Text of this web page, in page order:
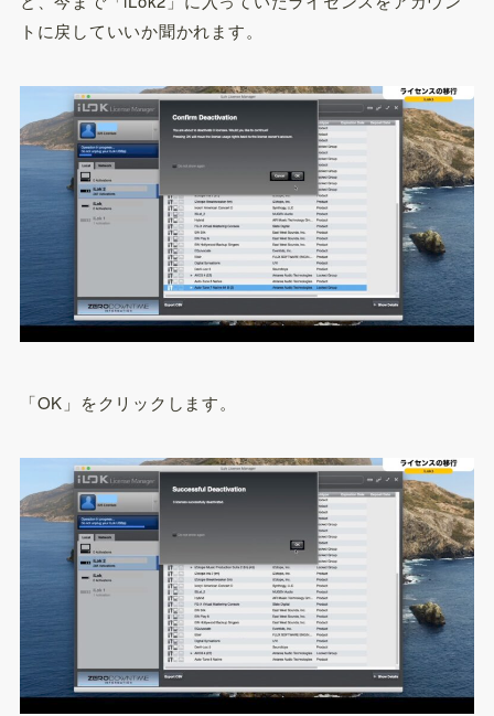
トに戻していいか聞かれます。
「OK」をクリックします。